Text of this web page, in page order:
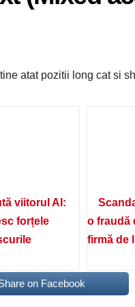
atat pozitii long cat si
viitorul AI:
forțele
o fraudă
firmă de
on Facebook